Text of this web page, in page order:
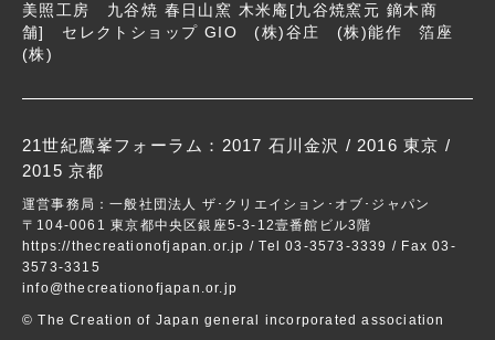
美照工房 九谷焼 春日山窯 木米庵[九谷焼窯元 鏑木商
舗] セレクトショップ GIO (株)谷庄 (株)能作 箔座
(株)
21世紀鷹峯フォーラム： 2017 石川金沢 / 2016 東京 /
2015 京都
運営事務局：一般社団法人 ザ･クリエイション･オブ･ジャパン
〒104-0061 東京都中央区銀座5-3-12壹番館ビル3階
https://thecreationofjapan.or.jp / Tel 03-3573-3339 / Fax 03-
3573-3315
info@thecreationofjapan.or.jp
© The Creation of Japan general incorporated association